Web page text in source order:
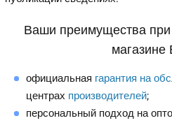
Ваши преимущества при
магазине
официальная гарантия на
центрах производителей;
персональный подход на